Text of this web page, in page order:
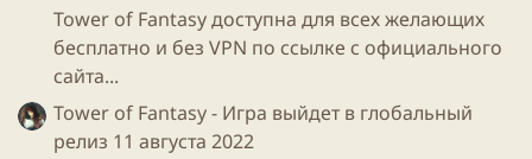
Tower of Fantasy доступна для всех желающих
бесплатно и без VPN по ссылке с официального
сайта...
Tower of Fantasy - Игра выйдет в глобальный
релиз 11 августа 2022